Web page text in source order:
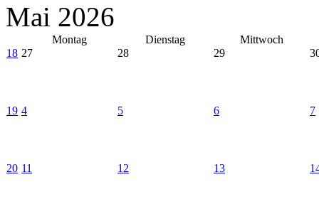
Mai 2026
Montag Dienstag
Mittwoch
18 27 28 29
19 4 5 6 7
20 11 12 13